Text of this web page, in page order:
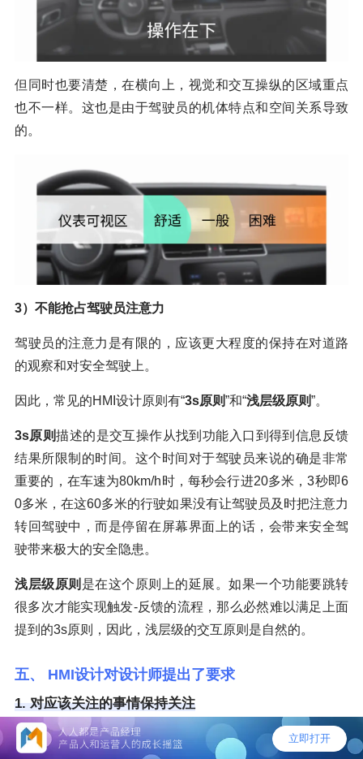
但同时也要清楚，在横向上，视觉和交互操纵的区域重点
也不一样。这也是由于驾驶员的机体特点和空间关系导致
的。
3）不能抢占驾驶员注意力
驾驶员的注意力是有限的，应该更大程度的保持在对道路
的观察和对安全驾驶上。
因此，常见的HMI设计原则有“3s原则”和“浅层级原则”。
3s原则描述的是交互操作从找到功能入口到得到信息反馈
结果所限制的时间。这个时间对于驾驶员来说的确是非常
重要的，在车速为80km/h时，每秒会行进20多米，3秒即6
0多米，在这60多米的行驶如果没有让驾驶员及时把注意力
转回驾驶中，而是停留在屏幕界面上的话，会带来安全驾
驶带来极大的安全隐患。
浅层级原则 是在这个原则上的延展。如果一个功能要跳转
很多次才能实现触发-反馈的流程，那么必然难以满足上面
提到的3s原则，因此，浅层级的交互原则是自然的。
五、 HMI设计对设计师提出了要求
1. 对应该关注的事情保持关注
其实我觉得这并不是一句废话。很多设计师在工作时忙于